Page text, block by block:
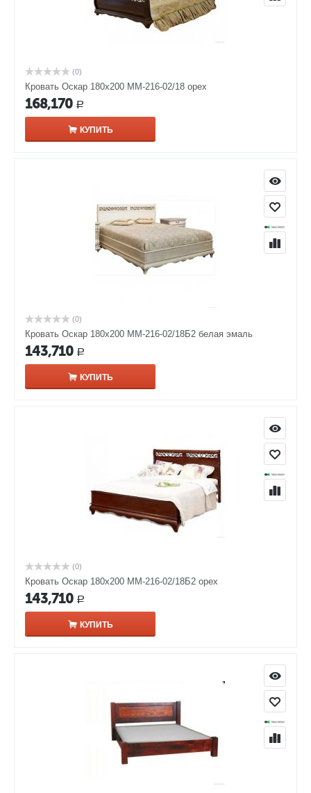
(0)
Кровать Оскар 180х200 ММ-216-02/18 орех
168,170 Р
КУПИТЬ
(0)
Кровать Оскар 180х200 ММ-216-02/18Б2 белая эмаль
143,710 Р
КУПИТЬ
(0)
Кровать Оскар 180х200 ММ-216-02/18Б2 орех
143,710 Р
КУПИТЬ